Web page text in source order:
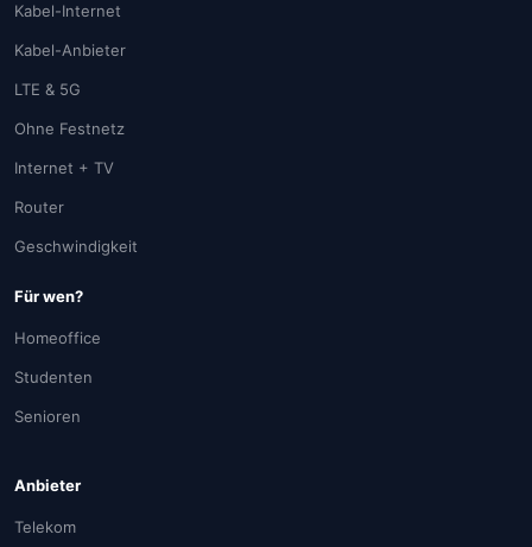
Kabel-Internet
Kabel-Anbieter
LTE & 5G
Ohne Festnetz
Internet + TV
Router
Geschwindigkeit
Für wen?
Homeoffice
Studenten
Senioren
Anbieter
Telekom